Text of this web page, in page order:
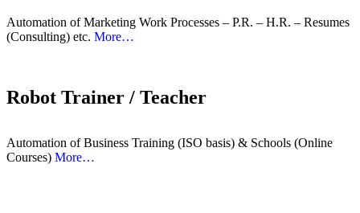
Automation of Marketing Work Processes – P.R. – H.R. – Resumes
(Consulting) etc. More…
Robot Trainer / Teacher
Automation of Business Training (ISO basis) & Schools (Online
Courses) More…